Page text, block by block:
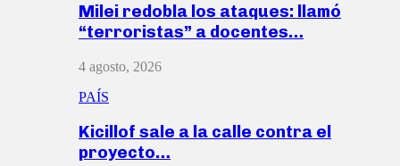
Milei redobla los ataques: llamó
“terroristas” a docentes…
4 agosto, 2026
PAÍS
Kicillof sale a la calle contra el
proyecto…